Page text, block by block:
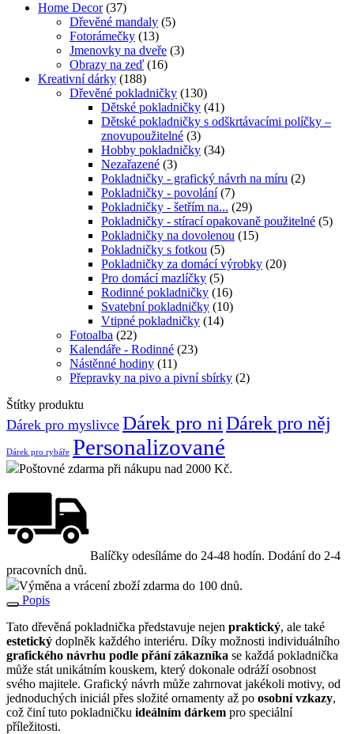
Home Decor (37)
Dřevěné mandaly (5)
Fotorámečky (13)
Jmenovky na dveře (3)
Obrazy na zeď (16)
Kreativní dárky (188)
Dřevěné pokladničky (130)
Dětské pokladničky (41)
Dětské pokladničky s odškrtávacími políčky –
znovupoužitelné (3)
Hobby pokladničky (34)
Nezařazené (3)
Pokladničky - grafický návrh na míru (2)
Pokladničky - povolání (7)
Pokladničky - šetřím na... (29)
Pokladničky - stírací opakovaně použitelné (5)
Pokladničky na dovolenou (15)
Pokladničky s fotkou (5)
Pokladničky za domácí výrobky (20)
Pro domácí mazlíčky (5)
Rodinné pokladničky (16)
Svatební pokladničky (10)
Vtipné pokladničky (14)
Fotoalba (22)
Kalendáře - Rodinné (23)
Nástěnné hodiny (11)
Přepravky na pivo a pivní sbírky (2)
Štítky produktu
Dárek pro myslivce Dárek pro ni Dárek pro něj
Dárek pro rybáře Personalizované
Poštovné zdarma při nákupu nad 2000 Kč.
Balíčky odesíláme do 24-48 hodín. Dodání do 2-4
pracovních dnů.
Výměna a vrácení zboží zdarma do 100 dnů.
Popis
Tato dřevěná pokladnička představuje nejen praktický, ale také
estetický doplněk každého interiéru. Díky možnosti individuálního
grafického návrhu podle přání zákazníka se každá pokladnička
může stát unikátním kouskem, který dokonale odráží osobnost
svého majitele. Grafický návrh může zahrnovat jakékoli motivy, od
jednoduchých iniciál přes složité ornamenty až po osobní vzkazy,
což činí tuto pokladničku ideálním dárkem pro speciální
příležitosti.